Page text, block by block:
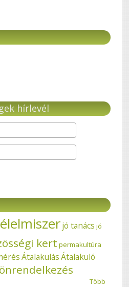
hírlevél
jó tanács jó
kert permakultúra
Átalakulás Átalakuló
Több